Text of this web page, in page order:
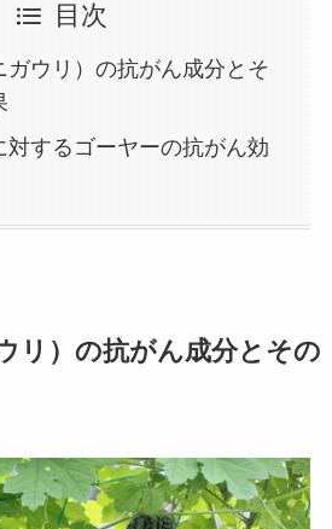
目次
ガウリ）の抗がん成分とそ
対するゴーヤーの抗がん効
リ）の抗がん成分とその